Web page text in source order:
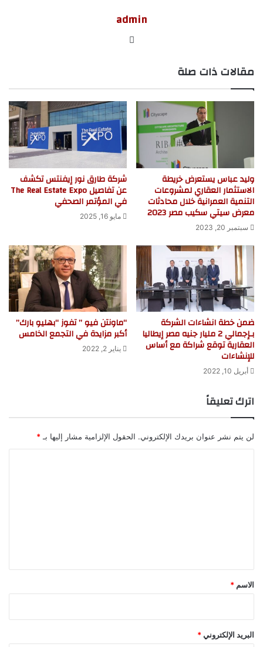
admin
مقالات ذات صلة
وليد عباس يستعرض خريطة
الاستثمار العقاري لمشروعات
التنمية العمرانية خلال محادثات
معرض سيتي سكيب مصر 2023
سبتمبر 20, 2023
شركة طارق نور إيفنتس تكشف
عن تفاصيل The Real Estate Expo
في المؤتمر الصحفي
مايو 16, 2025
ضمن خطة انشاءات الشركة
بـإجمالي 2 مليار جنيه مصر إيطاليا
العقارية توقع شراكة مع أساس
للإنشاءات
أبريل 10, 2022
“ماونتن فيو ” تفوز “بهليو بارك”
أكبر مزايدة في التجمع الخامس
يناير 2, 2022
اترك تعليقاً
لن يتم نشر عنوان بريدك الإلكتروني. الحقول الإلزامية مشار إليها بـ *
*
الاسم *
البريد الإلكتروني *